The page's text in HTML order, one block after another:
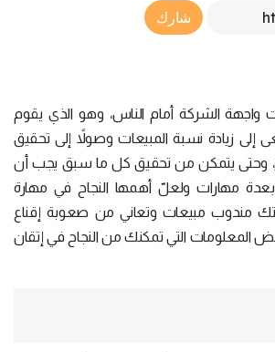
Article Link
شارك
واجهة الشركة أمام الناس، وهو الذي يقوم
إلى زيادة نسبة المبيعات وصولاً إلى تحقيق
وحتى يتمكن من تحقيق كل ما سبق يجب أن
مهارات ولعلّ أهمها النجاح في مهارة
مندوب مبيعات وتعاني من صعوبة إقناع
المعلومات التي تمكنك من النجاح في إتقان